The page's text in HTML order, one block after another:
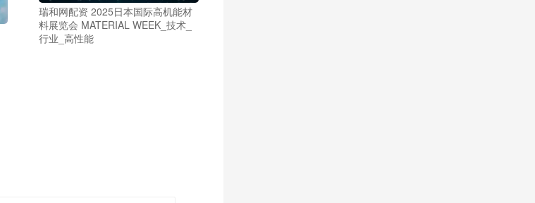
瑞和网配资 2025日本国际高机能材
料展览会 MATERIAL WEEK_技术_
行业_高性能